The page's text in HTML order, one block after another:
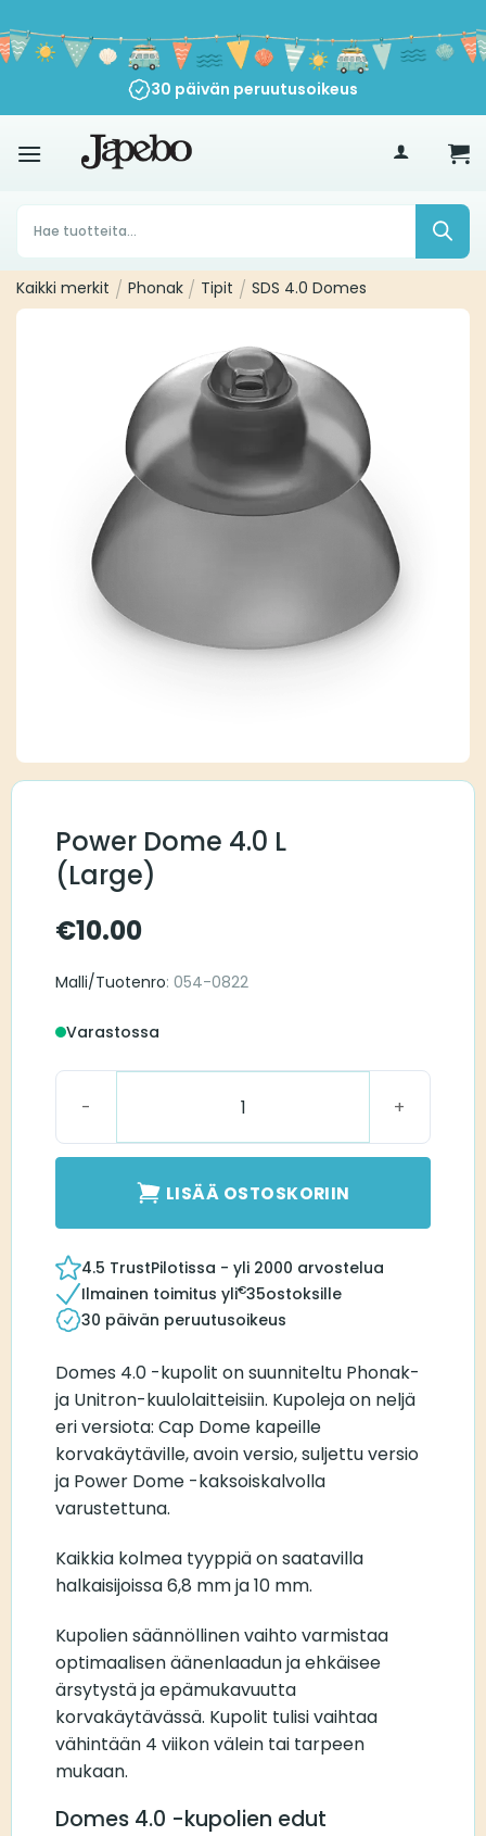
sisältöön
€35
30 päivän peruutusoikeus
Products
search
Kaikki merkit / Phonak / Tipit / SDS 4.0 Domes
Power Dome 4.0 L
(Large)
€10.00
Malli/Tuotenro: 054-0822
Varastossa
LISÄÄ OSTOSKORIIN
4.5 TrustPilotissa - yli 2000 arvostelua
Ilmainen toimitus yli€35ostoksille
30 päivän peruutusoikeus
Domes 4.0 -kupolit on suunniteltu Phonak-
ja Unitron-kuulolaitteisiin. Kupoleja on neljä
eri versiota: Cap Dome kapeille
korvakäytäville, avoin versio, suljettu versio
ja Power Dome -kaksoiskalvolla
varustettuna.
Kaikkia kolmea tyyppiä on saatavilla
halkaisijoissa 6,8 mm ja 10 mm.
Kupolien säännöllinen vaihto varmistaa
optimaalisen äänenlaadun ja ehkäisee
ärsytystä ja epämukavuutta
korvakäytävässä. Kupolit tulisi vaihtaa
vähintään 4 viikon välein tai tarpeen
mukaan.
Domes 4.0 -kupolien edut